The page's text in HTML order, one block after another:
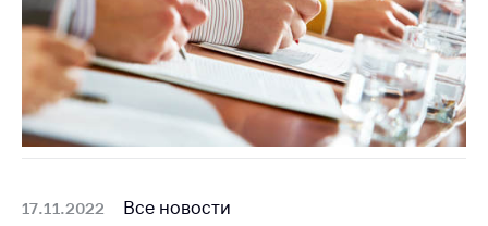
Упрощение условий
ведения бизнеса
Рекомендации по
предотвращению
распространения
COVID-19 для
питания, бытового
17.11.2022 Все новости